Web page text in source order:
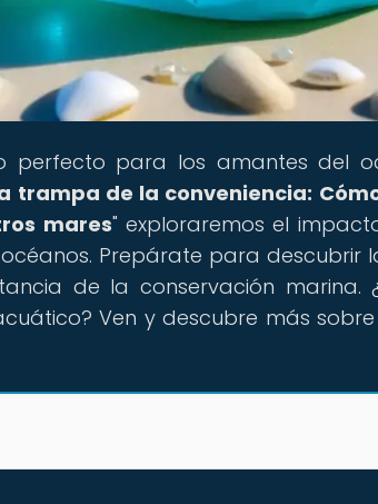
perfecto para los amantes del
trampa de la conveniencia:
mares" exploraremos el
Prepárate para descubrir
de la conservación marina.
Ven y descubre más